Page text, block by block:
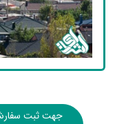
جهت ثبت